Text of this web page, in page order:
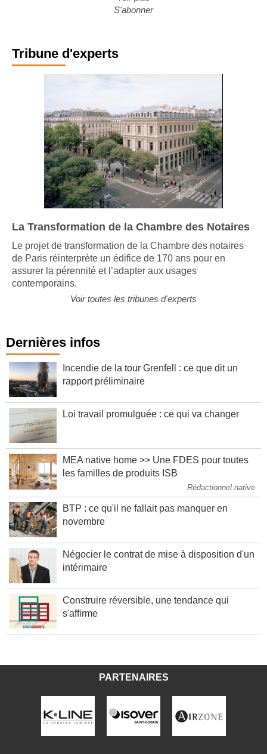
Voir plus
Tribune d'experts
Le projet de transformation de la Chambre des notaires
de Paris réinterprète un édifice de 170 ans pour en
assurer la pérennité et l’adapter aux usages
Dernières infos
Incendie de la tour Grenfell : ce que dit un
MEA native home >> Une FDES pour toutes
Rédactionnel native
BTP : ce qu'il ne fallait pas manquer en
Négocier le contrat de mise à disposition d'un
Construire réversible, une tendance qui